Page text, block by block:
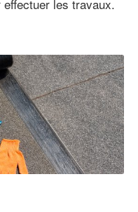
les travaux.